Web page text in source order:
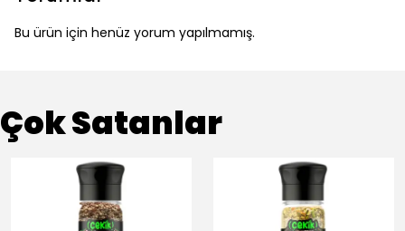
Bu ürün için henüz yorum yapılmamış.
Çok Satanlar